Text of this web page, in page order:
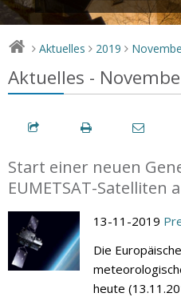
> Aktuelles > 2019 >
Aktuelles -
Start einer neuen
EUMETSAT-Satelliten
13-11-2019
Die
heute